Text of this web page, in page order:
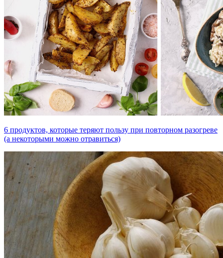
6 продуктов, которые теряют пользу при повторном разогреве
(а некоторыми можно отравиться)